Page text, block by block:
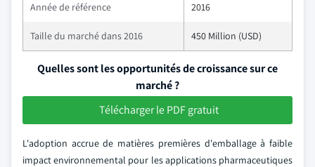
Année de référence 2016
Taille du marché dans 2016 450 Million (USD)
Quelles sont les opportunités de croissance sur ce
marché ?
Télécharger le PDF gratuit
L'adoption accrue de matières premières d'emballage à faible
impact environnemental pour les applications pharmaceutiques